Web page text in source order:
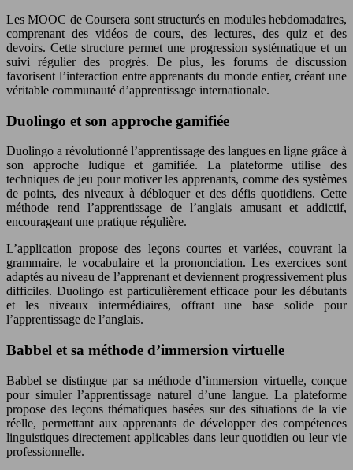
Les MOOC de Coursera sont structurés en modules hebdomadaires,
comprenant des vidéos de cours, des lectures, des quiz et des
devoirs. Cette structure permet une progression systématique et un
suivi régulier des progrès. De plus, les forums de discussion
favorisent l’interaction entre apprenants du monde entier, créant une
véritable communauté d’apprentissage internationale.
Duolingo et son approche gamifiée
Duolingo a révolutionné l’apprentissage des langues en ligne grâce à
son approche ludique et gamifiée. La plateforme utilise des
techniques de jeu pour motiver les apprenants, comme des systèmes
de points, des niveaux à débloquer et des défis quotidiens. Cette
méthode rend l’apprentissage de l’anglais amusant et addictif,
encourageant une pratique régulière.
L’application propose des leçons courtes et variées, couvrant la
grammaire, le vocabulaire et la prononciation. Les exercices sont
adaptés au niveau de l’apprenant et deviennent progressivement plus
difficiles. Duolingo est particulièrement efficace pour les débutants
et les niveaux intermédiaires, offrant une base solide pour
l’apprentissage de l’anglais.
Babbel et sa méthode d’immersion virtuelle
Babbel se distingue par sa méthode d’immersion virtuelle, conçue
pour simuler l’apprentissage naturel d’une langue. La plateforme
propose des leçons thématiques basées sur des situations de la vie
réelle, permettant aux apprenants de développer des compétences
linguistiques directement applicables dans leur quotidien ou leur vie
professionnelle.